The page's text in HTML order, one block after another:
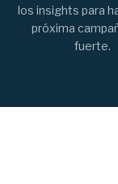
los insights para
próxima
fuerte.